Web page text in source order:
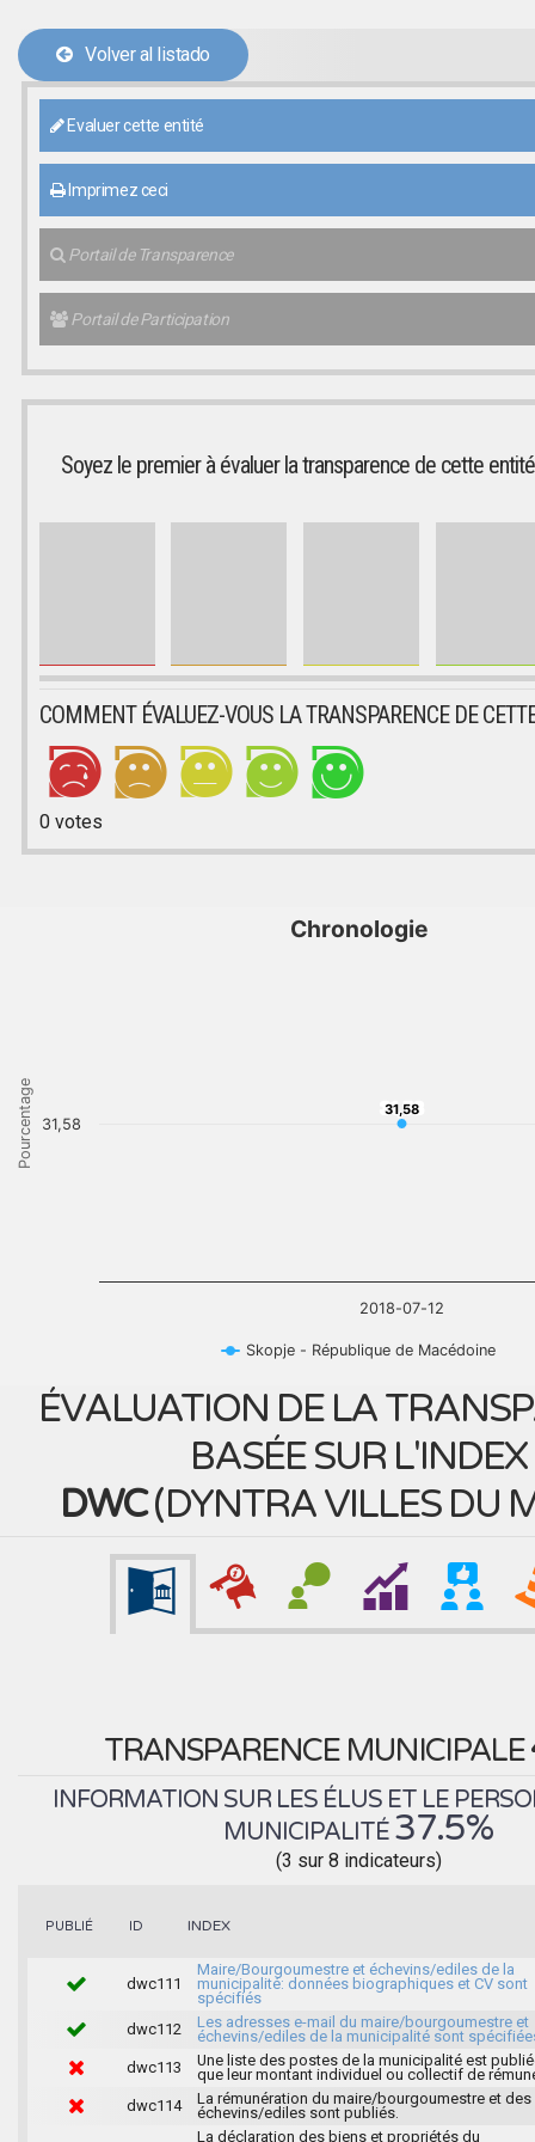
Volver al listado
Evaluer cette entité
Imprimez ceci
Portail de Transparence
Portail de Participation
Soyez le premier à évaluer la transparence de cette entité
COMMENT ÉVALUEZ-VOUS LA TRANSPARENCE DE
0votes
Pourcentage
Chronologie
31,58
31,58
Skopje - République de Macédoine
2018-07-12
31,58
ÉVALUATION DE LA
BASÉE SUR L'INDEX
DWC(DYNTRA VILLES DU
TRANSPARENCE MUNICIPALE
INFORMATION SUR LES ÉLUS ET LE
MUNICIPALITÉ 37.5%
(3 sur 8 indicateurs)
PUBLIÉ ID INDEX
dwc111
Maire/Bourgoumestre et échevins/ediles de la
municipalité: données biographiques et CV sont
spécifiés
dwc112
Les adresses e-mail du maire/bourgoumestre et
échevins/ediles de la municipalité sont
dwc113
Une liste des postes de la municipalité est
que leur montant individuel ou collectif de
dwc114
La rémunération du maire/bourgoumestre et des
échevins/ediles sont publiés.
La déclaration des biens et propriétés du